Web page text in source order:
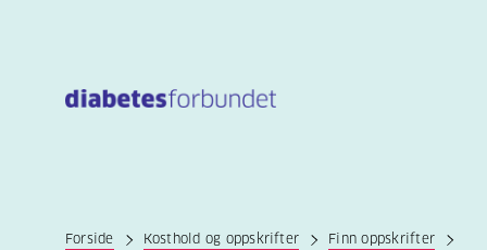
Forside Kosthold og oppskrifter Finn oppskrifter